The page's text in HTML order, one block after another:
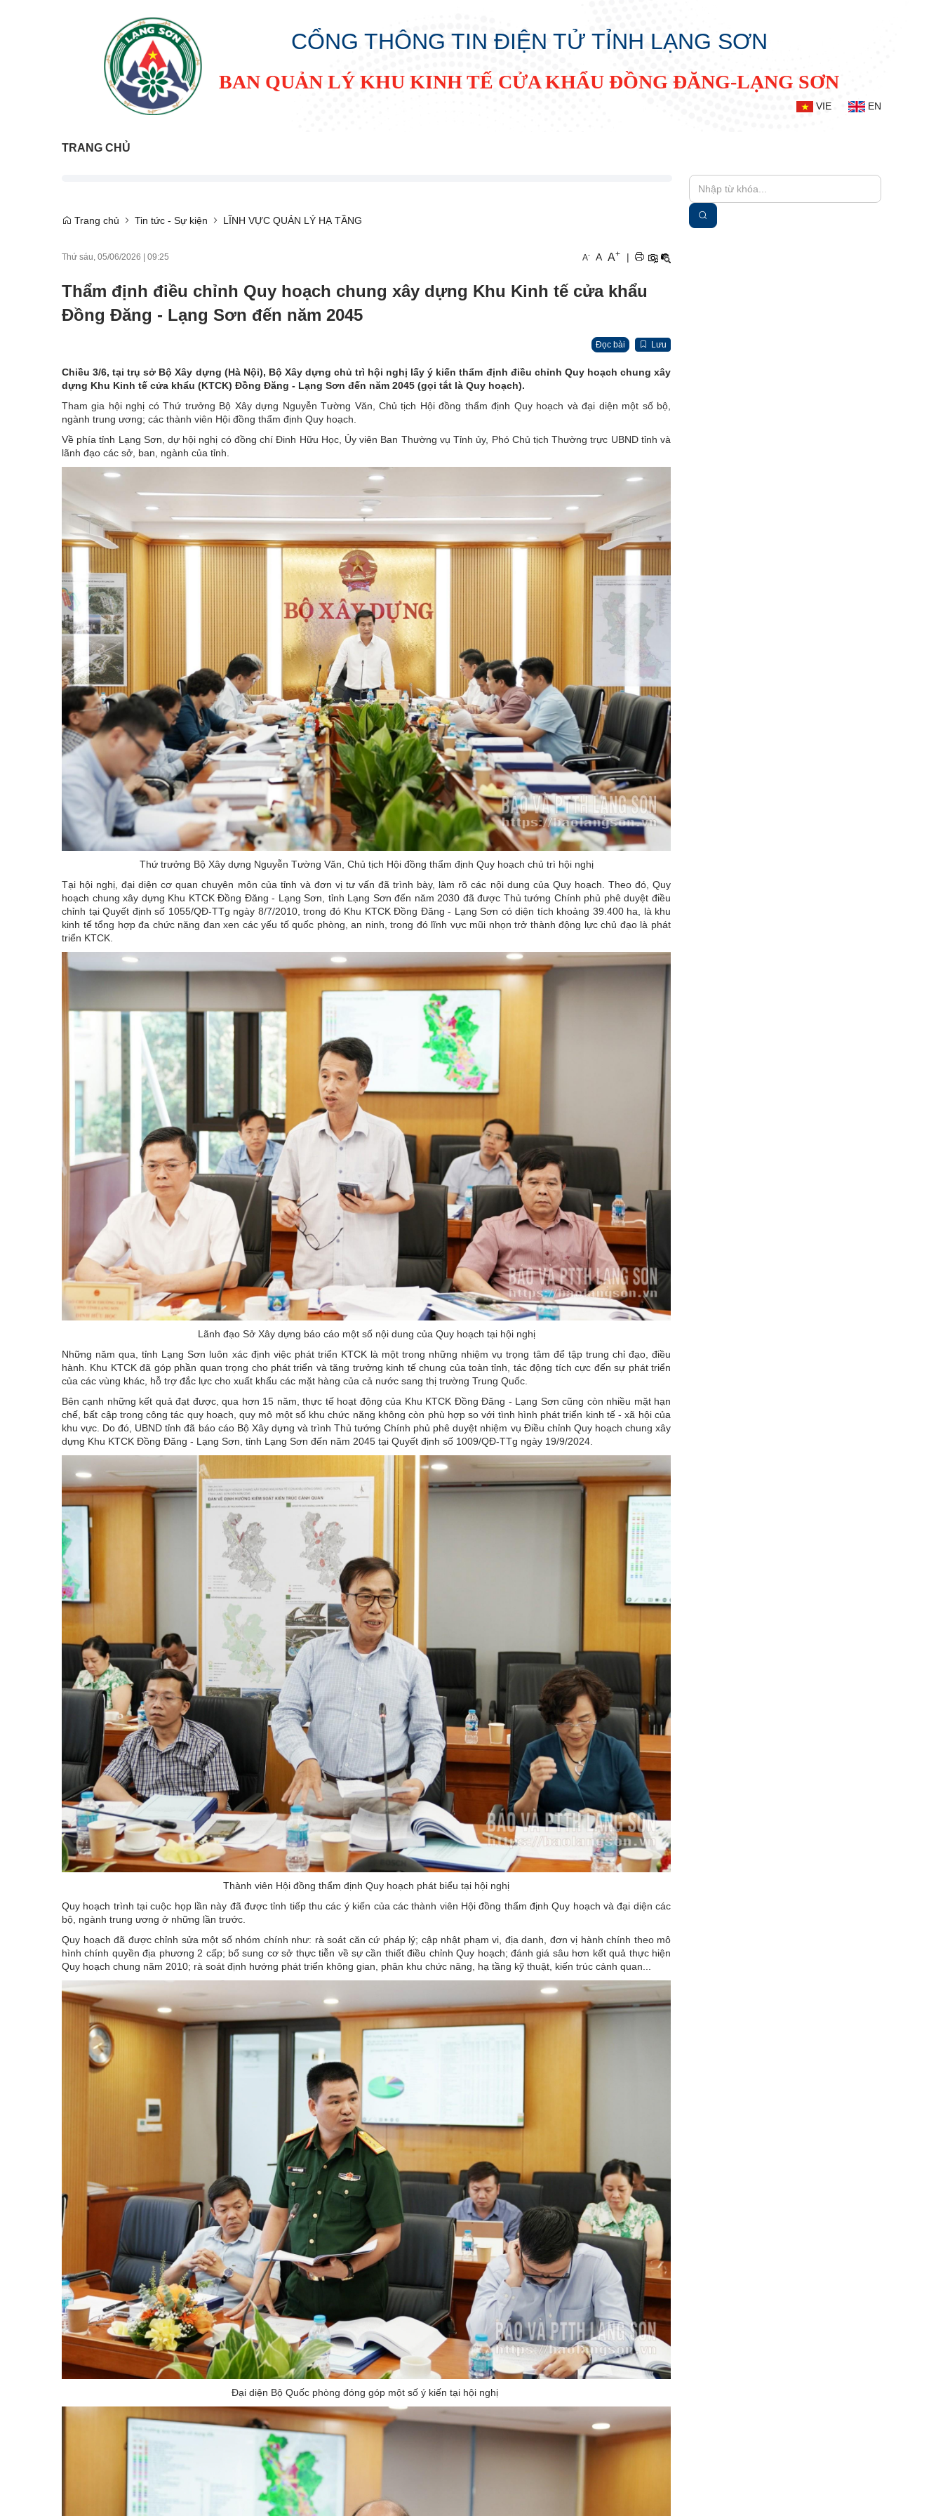
CỔNG THÔNG TIN ĐIỆN TỬ TỈNH LẠNG SƠN
BAN QUẢN LÝ KHU KINH TẾ CỬA KHẨU ĐỒNG ĐĂNG-LẠNG SƠN
VIE EN
TRANG CHỦ
Trang chủ Tin tức - Sự kiện LĨNH VỰC QUẢN LÝ HẠ TẦNG
Thứ sáu, 05/06/2026 | 09:25 A- A A+ |
Thẩm định điều chỉnh Quy hoạch chung xây dựng Khu Kinh tế cửa khẩu
Đồng Đăng - Lạng Sơn đến năm 2045
Đọc bài Lưu
Chiều 3/6, tại trụ sở Bộ Xây dựng (Hà Nội), Bộ Xây dựng chủ trì hội nghị lấy ý kiến thẩm định điều chỉnh Quy hoạch chung xây
dựng Khu Kinh tế cửa khẩu (KTCK) Đồng Đăng - Lạng Sơn đến năm 2045 (gọi tắt là Quy hoạch).
Tham gia hội nghị có Thứ trưởng Bộ Xây dựng Nguyễn Tường Văn, Chủ tịch Hội đồng thẩm định Quy hoạch và đại diện một số bộ,
ngành trung ương; các thành viên Hội đồng thẩm định Quy hoạch.
Về phía tỉnh Lạng Sơn, dự hội nghị có đồng chí Đinh Hữu Học, Ủy viên Ban Thường vụ Tỉnh ủy, Phó Chủ tịch Thường trực UBND tỉnh và
lãnh đạo các sở, ban, ngành của tỉnh.
Thứ trưởng Bộ Xây dựng Nguyễn Tường Văn, Chủ tịch Hội đồng thẩm định Quy hoạch chủ trì hội nghị
Tại hội nghị, đại diện cơ quan chuyên môn của tỉnh và đơn vị tư vấn đã trình bày, làm rõ các nội dung của Quy hoạch. Theo đó, Quy
hoạch chung xây dựng Khu KTCK Đồng Đăng - Lạng Sơn, tỉnh Lạng Sơn đến năm 2030 đã được Thủ tướng Chính phủ phê duyệt điều
chỉnh tại Quyết định số 1055/QĐ-TTg ngày 8/7/2010, trong đó Khu KTCK Đồng Đăng - Lạng Sơn có diện tích khoảng 39.400 ha, là khu
kinh tế tổng hợp đa chức năng đan xen các yếu tố quốc phòng, an ninh, trong đó lĩnh vực mũi nhọn trở thành động lực chủ đạo là phát
triển KTCK.
Lãnh đạo Sở Xây dựng báo cáo một số nội dung của Quy hoạch tại hội nghị
Những năm qua, tỉnh Lạng Sơn luôn xác định việc phát triển KTCK là một trong những nhiệm vụ trọng tâm để tập trung chỉ đạo, điều
hành. Khu KTCK đã góp phần quan trọng cho phát triển và tăng trưởng kinh tế chung của toàn tỉnh, tác động tích cực đến sự phát triển
của các vùng khác, hỗ trợ đắc lực cho xuất khẩu các mặt hàng của cả nước sang thị trường Trung Quốc.
Bên cạnh những kết quả đạt được, qua hơn 15 năm, thực tế hoạt động của Khu KTCK Đồng Đăng - Lạng Sơn cũng còn nhiều mặt hạn
chế, bất cập trong công tác quy hoạch, quy mô một số khu chức năng không còn phù hợp so với tình hình phát triển kinh tế - xã hội của
khu vực. Do đó, UBND tỉnh đã báo cáo Bộ Xây dựng và trình Thủ tướng Chính phủ phê duyệt nhiệm vụ Điều chỉnh Quy hoạch chung xây
dựng Khu KTCK Đồng Đăng - Lạng Sơn, tỉnh Lạng Sơn đến năm 2045 tại Quyết định số 1009/QĐ-TTg ngày 19/9/2024.
Thành viên Hội đồng thẩm định Quy hoạch phát biểu tại hội nghị
Quy hoạch trình tại cuộc họp lần này đã được tỉnh tiếp thu các ý kiến của các thành viên Hội đồng thẩm định Quy hoạch và đại diện các
bộ, ngành trung ương ở những lần trước.
Quy hoạch đã được chỉnh sửa một số nhóm chính như: rà soát căn cứ pháp lý; cập nhật phạm vi, địa danh, đơn vị hành chính theo mô
hình chính quyền địa phương 2 cấp; bổ sung cơ sở thực tiễn về sự cần thiết điều chỉnh Quy hoạch; đánh giá sâu hơn kết quả thực hiện
Quy hoạch chung năm 2010; rà soát định hướng phát triển không gian, phân khu chức năng, hạ tầng kỹ thuật, kiến trúc cảnh quan...
Đại diện Bộ Quốc phòng đóng góp một số ý kiến tại hội nghị